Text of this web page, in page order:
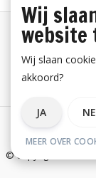
Algemene
© Copyright 2026 E-
Wij
website
Wij slaan
akkoord?
JA
MEER OVER